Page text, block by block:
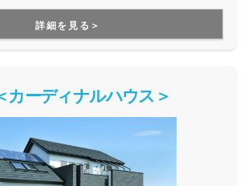
宅を提供しています。
詳細を見る＞
カーディナルハウス＞